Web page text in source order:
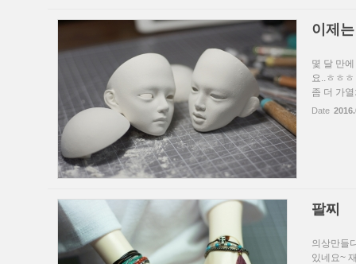
이제
몇 달 만
요..ㅎㅎ
좀 더 가
Date
팔찌
의상만들
있네요~